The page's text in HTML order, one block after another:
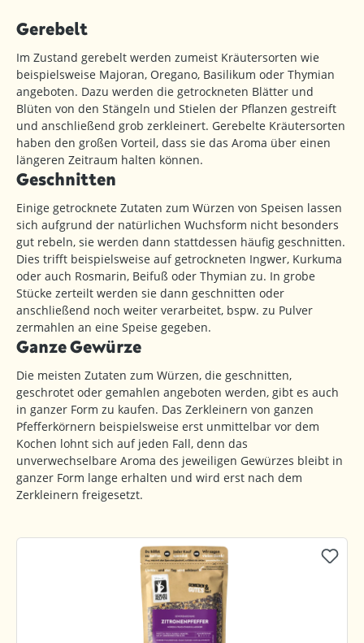
Gerebelt
Im Zustand gerebelt werden zumeist Kräutersorten wie
beispielsweise Majoran, Oregano, Basilikum oder Thymian
angeboten. Dazu werden die getrockneten Blätter und
Blüten von den Stängeln und Stielen der Pflanzen gestreift
und anschließend grob zerkleinert. Gerebelte Kräutersorten
haben den großen Vorteil, dass sie das Aroma über einen
längeren Zeitraum halten können.
Geschnitten
Einige getrocknete Zutaten zum Würzen von Speisen lassen
sich aufgrund der natürlichen Wuchsform nicht besonders
gut rebeln, sie werden dann stattdessen häufig geschnitten.
Dies trifft beispielsweise auf getrockneten Ingwer, Kurkuma
oder auch Rosmarin, Beifuß oder Thymian zu. In grobe
Stücke zerteilt werden sie dann geschnitten oder
anschließend noch weiter verarbeitet, bspw. zu Pulver
zermahlen an eine Speise gegeben.
Ganze Gewürze
Die meisten Zutaten zum Würzen, die geschnitten,
geschrotet oder gemahlen angeboten werden, gibt es auch
in ganzer Form zu kaufen. Das Zerkleinern von ganzen
Pfefferkörnern beispielsweise erst unmittelbar vor dem
Kochen lohnt sich auf jeden Fall, denn das
unverwechselbare Aroma des jeweiligen Gewürzes bleibt in
ganzer Form lange erhalten und wird erst nach dem
Zerkleinern freigesetzt.
Produktgalerie überspringen